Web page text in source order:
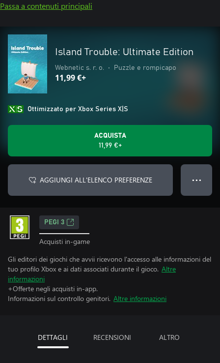
Passa a contenuti principali
Island Trouble: Ultimate Edition
Webnetic s. r. o. • Puzzle e rompicapo
11,99 €+
Ottimizzato per Xbox Series X|S
ACQUISTA
11,99 €+
AGGIUNGI ALL'ELENCO PREFERENZE ● ● ●
PEGI 3
Acquisti in-game
Gli editori dei giochi che avvii ricevono l'accesso alle informazioni del
tuo profilo Xbox e ai dati associati durante il gioco. Altre
informazioni
+Offerte negli acquisti in-app.
Informazioni sul controllo genitori. Altre informazioni
DETTAGLI RECENSIONI ALTRO